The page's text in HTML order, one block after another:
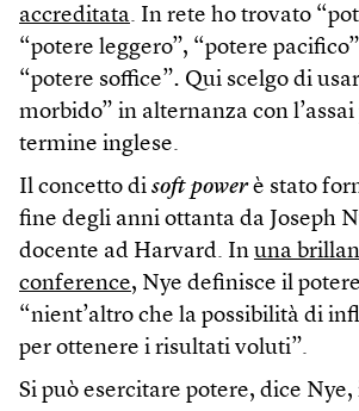
accreditata. In rete ho trovato
“potere leggero”, “potere
“potere soffice”. Qui scelgo di
morbido” in alternanza con
termine inglese.
Il concetto di soft powerè stato
fine degli anni ottanta da Joseph
docente ad Harvard. In una
conference, Nye definisce il
“nient’altro che la possibilità di
per ottenere i risultati voluti”.
Si può esercitare potere, dice